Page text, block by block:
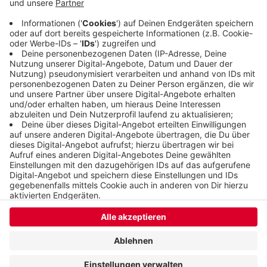
zunehmen, sagt Sozialdezernent Stefan Kühn.
Veröffentlicht:Samstag, 08.08.2020 07:06
Anzeige
Anzeige